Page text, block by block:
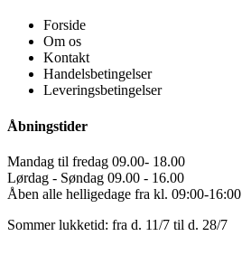
Forside
Om os
Kontakt
Handelsbetingelser
Leveringsbetingelser
Åbningstider
Mandag til fredag 09.00- 18.00
Lørdag - Søndag 09.00 - 16.00
Åben alle helligedage fra kl. 09:00-16:00
Sommer lukketid: fra d. 11/7 til d. 28/7